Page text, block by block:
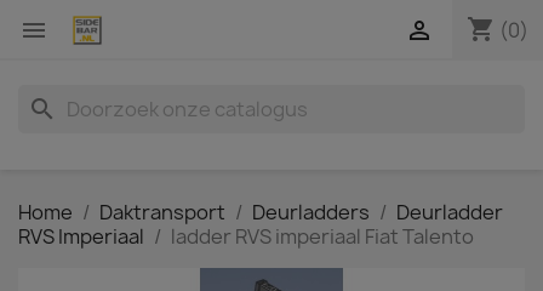
 shopping_cart (0)

search
Home Daktransport Deurladders
Deurladder
RVS Imperiaal
ladder RVS imperiaal Fiat Talento